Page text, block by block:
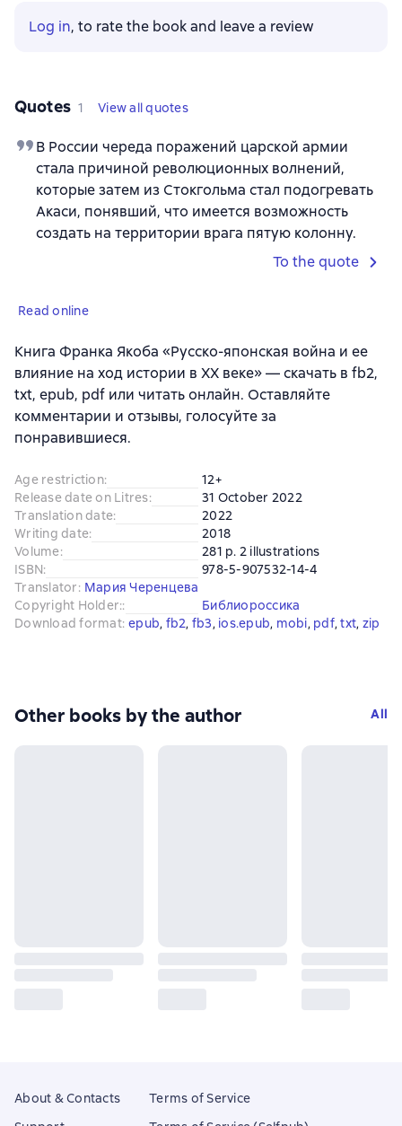
Log in, to rate the book and leave a review
Quotes 1 View all quotes
В России череда поражений царской армии
стала причиной революционных волнений,
которые затем из Стокгольма стал подогревать
Акаси, понявший, что имеется возможность
создать на территории врага пятую колонну.
To the quote
Read online
Книга Франка Якоба «Русско-японская война и ее
влияние на ход истории в XX веке» — скачать в fb2,
txt, epub, pdf или читать онлайн. Оставляйте
комментарии и отзывы, голосуйте за
понравившиеся.
Age restriction:
12+
Release date on Litres:
31 October 2022
Translation date:
2022
Writing date:
2018
Volume:
281 p. 2 illustrations
ISBN:
978-5-907532-14-4
Translator: Мария Черенцева
Copyright Holder::
Библиороссика
Download format: epub, fb2, fb3, ios.epub, mobi, pdf, txt, zip
Other books by the author All
About & Contacts
Terms of Service